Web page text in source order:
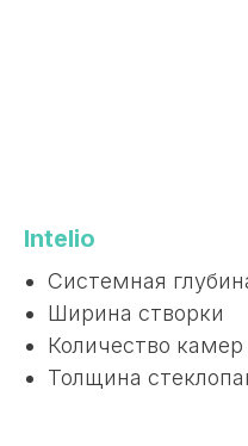
Intelio
Системная
Ширина
Количество
Толщина